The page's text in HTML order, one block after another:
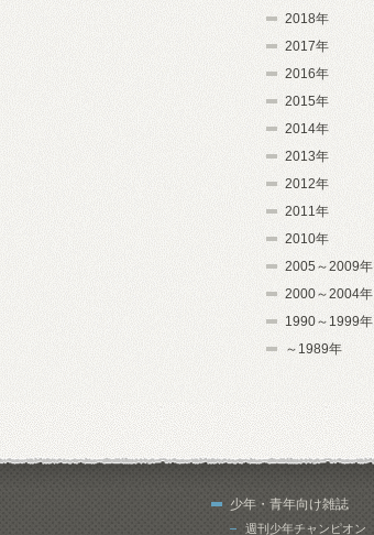
2018年
2017年
2016年
2015年
2014年
2013年
2012年
2011年
2010年
2005～2009年
2000～2004年
1990～1999年
～1989年
少年・青年向け雑誌
週刊少年チャンピオン